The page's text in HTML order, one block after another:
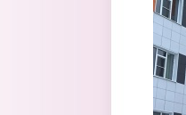
Перейти к основному содержанию